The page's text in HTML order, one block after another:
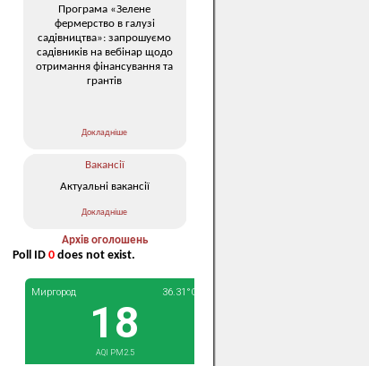
Програма «Зелене
фермерство в галузі
садівництва»: запрошуємо
садівників на вебінар щодо
отримання фінансування та
грантів
Докладніше
Вакансії
Актуальні вакансії
Докладніше
Архів оголошень
Poll ID 0 does not exist.